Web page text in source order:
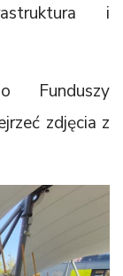
i
Funduszy
zdjęcia z